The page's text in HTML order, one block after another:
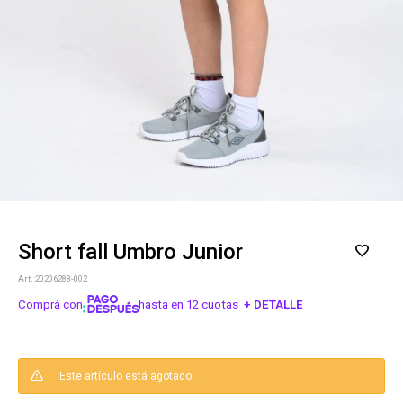
Short fall Umbro Junior
20206288-002
Comprá con hasta en 12 cuotas + DETALLE
Este artículo está agotado.